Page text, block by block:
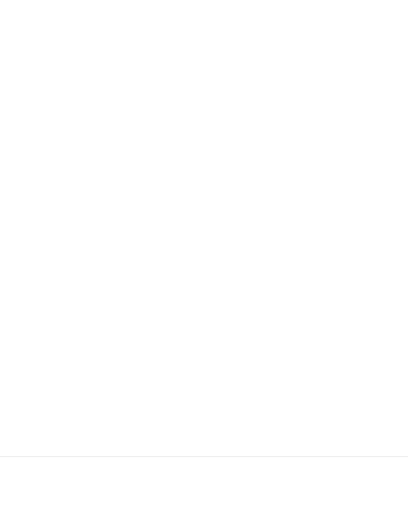
OXIDES), CI 77491 (IRON OXIDES), CI
TETRAISOSTEARATE, ISOPROPYL
TIN OXIDE,
77491 (IRON OXIDES), CI 77499 (IRON